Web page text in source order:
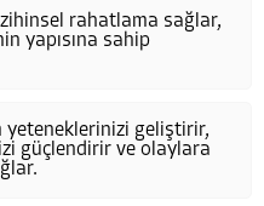
rahatlama sağlar,
yapısına sahip
yeteneklerinizi geliştirir,
güçlendirir ve olaylara